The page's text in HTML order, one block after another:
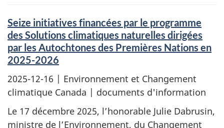
Seize initiatives financées par le programme
des Solutions climatiques naturelles dirigées
par les Autochtones des Premières Nations en
2025-2026
2025-12-16 | Environnement et Changement
climatique Canada | documents d'information
Le 17 décembre 2025, l’honorable Julie Dabrusin,
ministre de l’Environnement, du Changement